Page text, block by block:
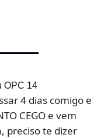
OPC 14
4 dias comigo e
CEGO e vem
preciso te dizer